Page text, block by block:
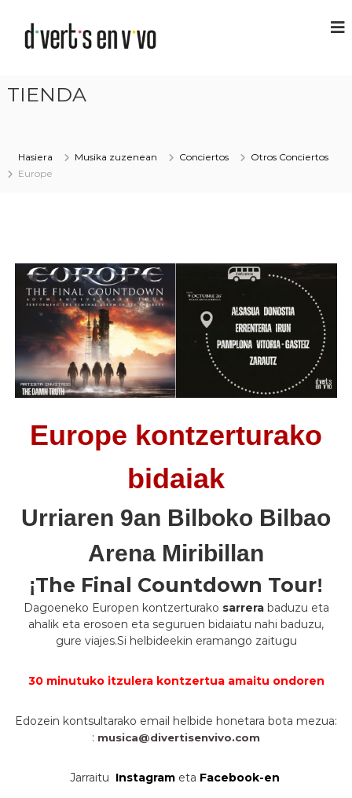
TIENDA
Hasiera Musika zuzenean Conciertos
Otros Conciertos
Europe
Europe kontzerturako
bidaiak
Urriaren 9an Bilboko Bilbao
Arena Miribillan
¡The Final Countdown Tour!
Dagoeneko Europen kontzerturako sarrerabaduzu eta
ahalik eta erosoen eta seguruen bidaiatu nahi baduzu,
gure viajes.Si helbideekin eramango zaitugu
30 minutuko itzulera kontzertua amaitu ondoren
Edozein kontsultarako email helbide honetara bota mezua:
: musica@divertisenvivo.com
Jarraitu Instagram eta Facebook-en